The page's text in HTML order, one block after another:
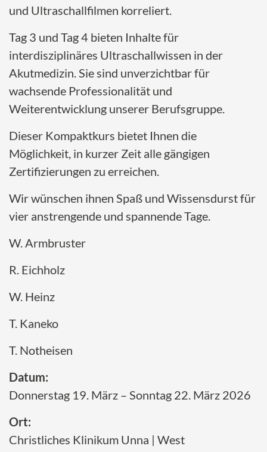
und Ultraschallfilmen korreliert.
Tag 3 und Tag 4 bieten Inhalte für
interdisziplinäres Ultraschallwissen in der
Akutmedizin. Sie sind unverzichtbar für
wachsende Professionalität und
Weiterentwicklung unserer Berufsgruppe.
Dieser Kompaktkurs bietet Ihnen die
Möglichkeit, in kurzer Zeit alle gängigen
Zertifizierungen zu erreichen.
Wir wünschen ihnen Spaß und Wissensdurst für
vier anstrengende und spannende Tage.
W. Armbruster
R. Eichholz
W. Heinz
T. Kaneko
T. Notheisen
Datum:
Donnerstag 19. März – Sonntag 22. März 2026
Ort:
Christliches Klinikum Unna | West